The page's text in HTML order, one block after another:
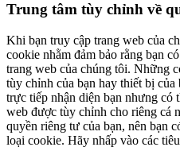
Trung tâm tùy chỉnh về
Khi bạn truy cập trang web của
cookie nhằm đảm bảo rằng bạn
trang web của chúng tôi. Những
tùy chỉnh của bạn hay thiết bị
trực tiếp nhận diện bạn nhưng có
web được tùy chỉnh cho riêng cá
quyền riêng tư của bạn, nên bạn
loại cookie. Hãy nhấp vào các